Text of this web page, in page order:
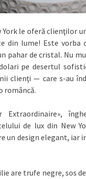
York le oferă clienţilor
din lume! Este vorba
pahar de cristal. Nu
pe desertul
clienţi — care s-au
româncă.
Extraordinaire»,
de lux din New
un design elegant, iar
are trufe negre, sos